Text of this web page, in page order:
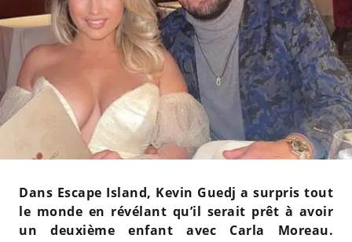
Dans Escape Island, Kevin Guedj a surpris tout
le monde en révélant qu’il serait prêt à avoir
un deuxième enfant avec Carla Moreau.